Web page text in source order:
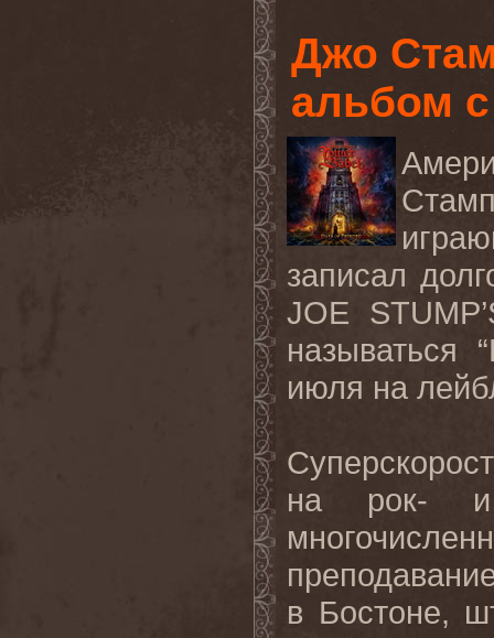
Джо
альбом с
записал
JOE
STUMP’
называться “
июля на
на рок- и
в Бостоне,